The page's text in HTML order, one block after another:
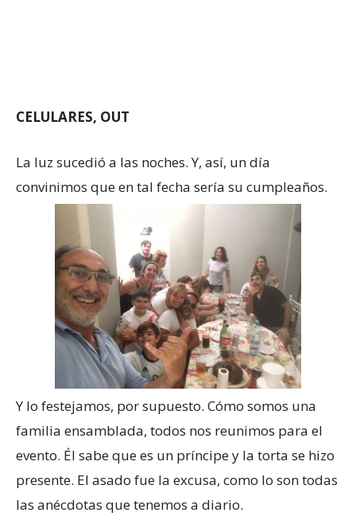
CELULARES, OUT
La luz sucedió a las noches. Y, así, un día
convinimos que en tal fecha sería su cumpleaños.
Y lo festejamos, por supuesto. Cómo somos una
familia ensamblada, todos nos reunimos para el
evento. Él sabe que es un príncipe y la torta se hizo
presente. El asado fue la excusa, como lo son todas
las anécdotas que tenemos a diario.